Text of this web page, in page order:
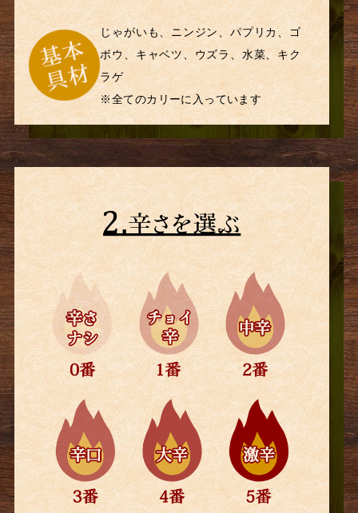
じゃがいも、ニンジン、パプリカ、ゴ
ボウ、キャベツ、ウズラ、水菜、キク
ラゲ
※全てのカリーに入っています